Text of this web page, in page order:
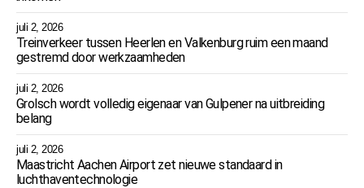
juli 2, 2026
Treinverkeer tussen Heerlen en Valkenburg ruim een maand
gestremd door werkzaamheden
juli 2, 2026
Grolsch wordt volledig eigenaar van Gulpener na uitbreiding
belang
juli 2, 2026
Maastricht Aachen Airport zet nieuwe standaard in
luchthaventechnologie